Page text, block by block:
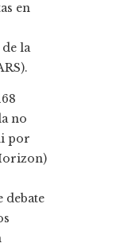
en
la
no
por
debate